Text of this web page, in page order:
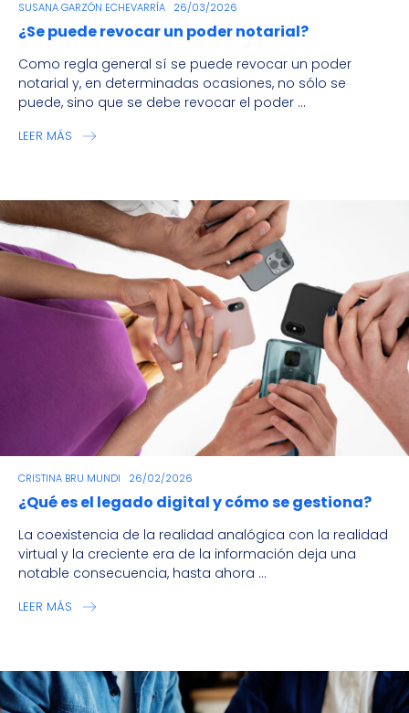
SUSANA GARZÓN ECHEVARRÍA 26/03/2026
¿Se puede revocar un poder notarial?
Como regla general sí se puede revocar un poder
notarial y, en determinadas ocasiones, no sólo se
puede, sino que se debe revocar el poder ...
LEER MÁS
CRISTINA BRU MUNDI 26/02/2026
¿Qué es el legado digital y cómo se gestiona?
La coexistencia de la realidad analógica con la realidad
virtual y la creciente era de la información deja una
notable consecuencia, hasta ahora ...
LEER MÁS